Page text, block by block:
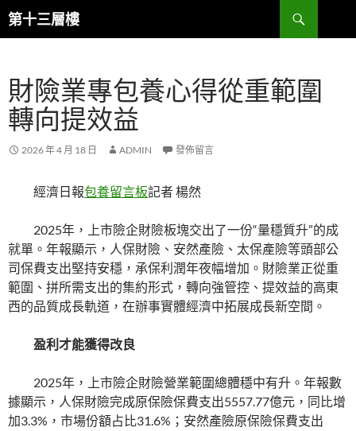
跳
至
容
第十三層樓
搜
尋
財險業專包養心得從重範圍
轉向提效益
2026 年 4 月 18 日 ADMIN 發佈留言
經濟日報包養留言板記者 楊然
2025年，上市險企財險板塊交出了一份“量穩質升”的成
就單。年報顯示，人保財險、安然產險、太保產險等頭部公
司保費支出堅持安穩，承保利潤年夜幅增加。財險業正從重
範圍、拼所需支出的集約形式，轉向強管控、提效益的高東
西的品質成長軌道，在辦事實體經濟中拓展成長新空間。
盈利才能獲得改良
2025年，上市險企財險營業範圍總體穩中有升。年報數
據顯示，人保財險完成原保險保費支出5557.77億元，同比增
加3.3%，市場份額占比31.6%；安然產險原保險保費支出